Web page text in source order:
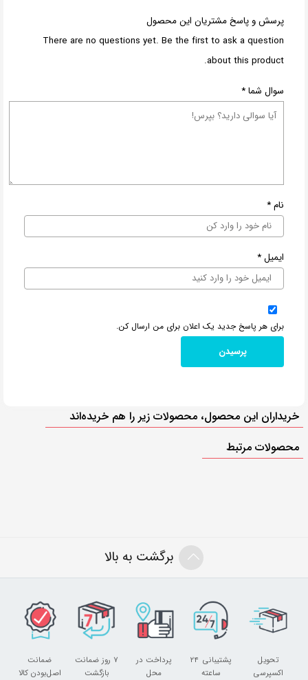
پرسش و پاسخ مشتریان این محصول
There are no questions yet. Be the first to ask a question
about this product.
سوال شما*
نام*
ایمیل*
برای هر پاسخ جدید یک اعلان برای من ارسال کن.
خریداران این محصول، محصولات زیر را هم خریده‌اند
محصولات مرتبط
برگشت به بالا
تحویل
اکسپرسی
پشتیبانی ۲۴
ساعته
پرداخت در
محل
۷ روز ضمانت
بازگشت
ضمانت
اصل‌بودن کالا